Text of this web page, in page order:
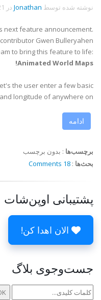
نوشته شده توسط Jonathan در 21
next feature announcement.
Gwen Bulleryahen
to bring this feature to life:
Animated World Maps!
the user enter a few basic
longitude of anywhere on ...
ادامه
برچسب‌ها : بدون برچسب
بحث‌ها :
18 Comments
پشتیبانی اوپن‌شات
الان اهدا کن!
جست‌وجوی بلاگ